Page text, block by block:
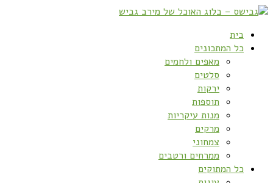
בית
כל המתכונים
מאפים ולחמים
סלטים
ירקות
תוספות
מנות עיקריות
מרקים
צמחוני
ממרחים ורטבים
כל המתוקים